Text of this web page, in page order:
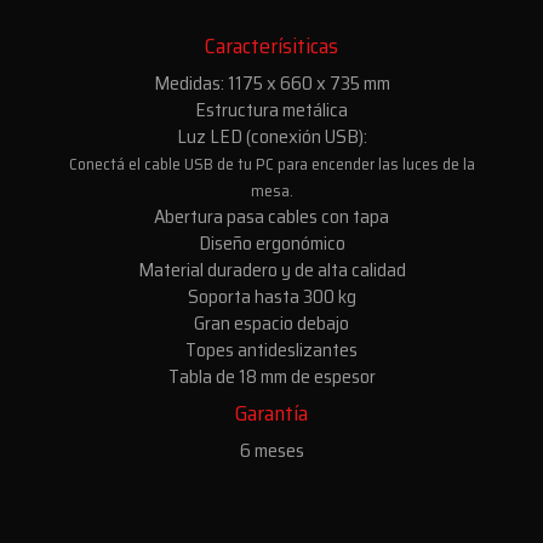
Caracterísiticas
Medidas: 1175 x 660 x 735 mm
Estructura metálica
Luz LED (conexión USB):
Conectá el cable USB de tu PC para encender las luces de la
mesa.
Abertura pasa cables con tapa
Diseño ergonómico
Material duradero y de alta calidad
Soporta hasta 300 kg
Gran espacio debajo
Topes antideslizantes
Tabla de 18 mm de espesor
Garantía
6 meses